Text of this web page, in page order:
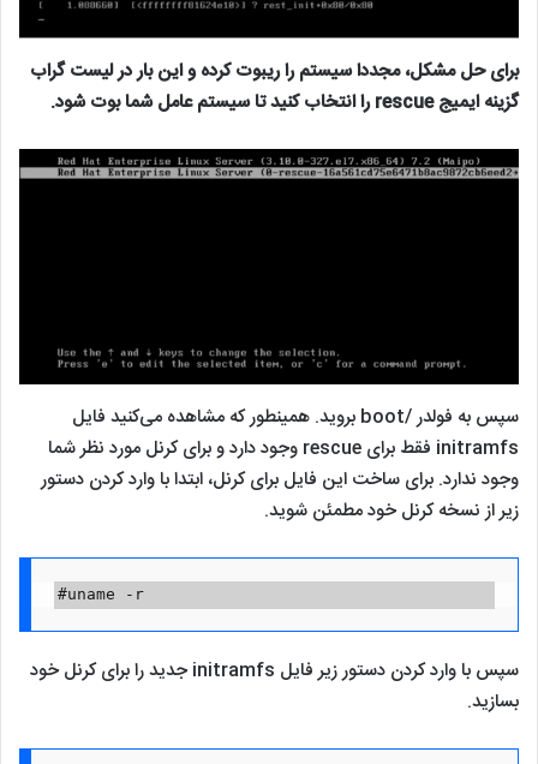
برای حل مشکل، مجددا سیستم را ریبوت کرده و این بار در لیست گراب
گزینه ایمیج rescue را انتخاب کنید تا سیستم عامل شما بوت شود.
سپس به فولدر /boot بروید. همینطور که مشاهده می‌کنید فایل
initramfs فقط برای rescue وجود دارد و برای کرنل مورد نظر شما
وجود ندارد. برای ساخت این فایل برای کرنل، ابتدا با وارد کردن دستور
زیر از نسخه کرنل خود مطمئن شوید.
#uname -r
سپس با وارد کردن دستور زیر فایل initramfs جدید را برای کرنل خود
بسازید.